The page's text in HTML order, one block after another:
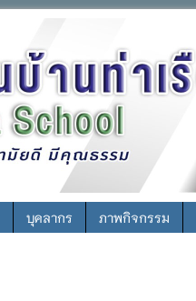
บุคลากร ภาพกิจกรรม